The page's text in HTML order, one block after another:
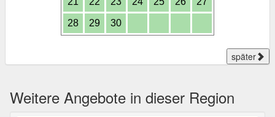
28 29 30
später
Weitere Angebote in dieser Region